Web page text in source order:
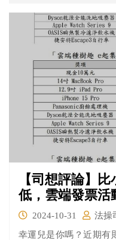
【司想評論】
低，雲端發票活
2024-10-31
法操
幸運兒是你嗎？近期有